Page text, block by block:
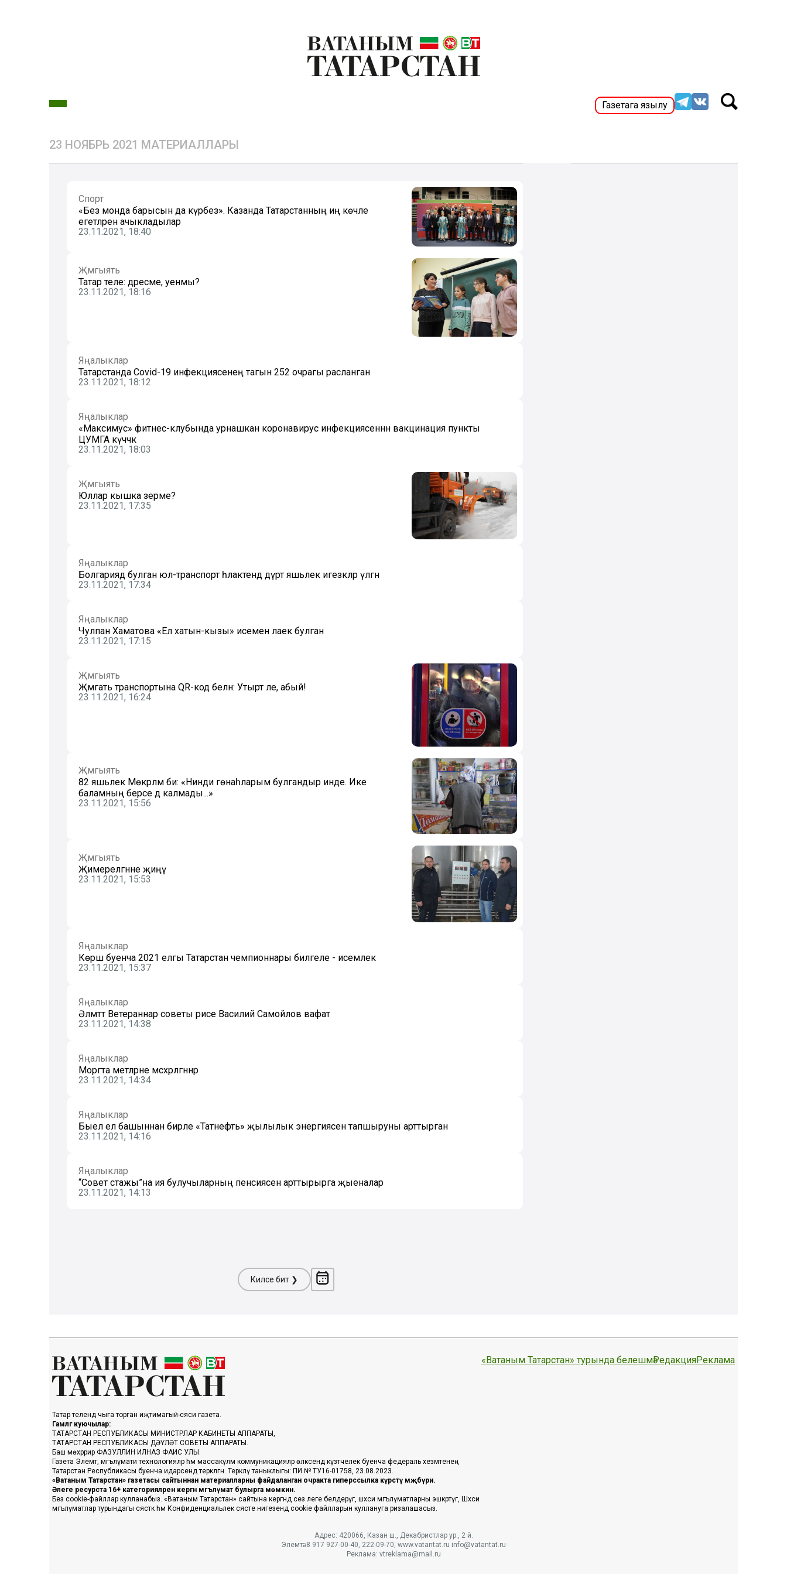
Газетага язылу
23 НОЯБРЬ 2021 МАТЕРИАЛЛАРЫ
Спорт
«Без монда барысын да күрәбез». Казанда Татарстанның иң көчле
егетләрен ачыкладылар
23.11.2021, 18:40
Җәмгыять
Татар теле: дәресме, уенмы?
23.11.2021, 18:16
Яңалыклар
Татарстанда Covid-19 инфекциясенең тагын 252 очрагы расланган
23.11.2021, 18:12
Яңалыклар
«Максимус» фитнес-клубында урнашкан коронавирус инфекциясеннән вакцинация пункты
ЦУМГА күчәчәк
23.11.2021, 18:03
Җәмгыять
Юллар кышка әзерме?
23.11.2021, 17:35
Яңалыклар
Болгариядә булган юл-транспорт һәлакәтендә дүрт яшьлек игезәкләр үлгән
23.11.2021, 17:34
Яңалыклар
Чулпан Хаматова «Ел хатын-кызы» исеменә лаек булган
23.11.2021, 17:15
Җәмгыять
Җәмәгать транспортына QR-код белән: Утырт әле, абый!
23.11.2021, 16:24
Җәмгыять
82 яшьлек Мөкәрләмә әби: «Нинди гөнаһларым булгандыр инде. Ике
баламның берсе дә калмады...»
23.11.2021, 15:56
Җәмгыять
Җимерелгәнне җиңү
23.11.2021, 15:53
Яңалыклар
Көрәш буенча 2021 елгы Татарстан чемпионнары билгеле - исемлек
23.11.2021, 15:37
Яңалыклар
Әлмәттә Ветераннар советы рәисе Василий Самойлов вафат
23.11.2021, 14:38
Яңалыклар
Моргта мәетләрне мәсхәрәләгәннәр
23.11.2021, 14:34
Яңалыклар
Быел ел башыннан бирле «Татнефть» җылылык энергиясен тапшыруны арттырган
23.11.2021, 14:16
Яңалыклар
“Совет стажы”на ия булучыларның пенсиясен арттырырга җыеналар
23.11.2021, 14:13
Киләсе бит ❯
Татар телендә чыга торган иҗтимагый-сәяси газета.
Гамәлгә куючылар:
ТАТАРСТАН РЕСПУБЛИКАСЫ МИНИСТРЛАР КАБИНЕТЫ АППАРАТЫ,
ТАТАРСТАН РЕСПУБЛИКАСЫ ДӘҮЛӘТ СОВЕТЫ АППАРАТЫ.
Баш мөхәррир ФАЗУЛЛИН ИЛНАЗ ФАИС УЛЫ.
Газета Элемтә, мәгълүмати технологияләр һәм массакүләм коммуникацияләр өлкәсендә күзәтчелек буенча федераль хезмәтенең
Татарстан Республикасы буенча идарәсендә теркәлгән. Теркәлү таныклыгы: ПИ № ТУ16-01758, 23.08.2023.
«Ватаным Татарстан» газетасы сайтыннан материалларны файдаланган очракта гиперссылка күрсәтү мәҗбүри.
Әлеге ресурста 16+ категорияләренә кергән мәгълүмат булырга мөмкин.
Без cookie-файллар кулланабыз. «Ватаным Татарстан» сайтына кергәндә сез әлеге белдерүгә, шәхси мәгълүматларны эшкәртүгә, Шәхси
мәгълүматлар турындагы сәясәткә һәм Конфиденциальлек сәясәте нигезендә cookie файлларын куллануга ризалашасыз.
«Ватаным Татарстан» турында белешмәРедакцияРеклама
Адрес: 420066, Казан ш., Декабристлар ур., 2 й.
Элемтә: 8 917 927-00-40, 222-09-70, www.vatantat.ru info@vatantat.ru
Реклама: vtreklama@mail.ru